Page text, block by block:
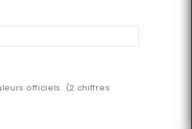
officiels. (2 chiffres